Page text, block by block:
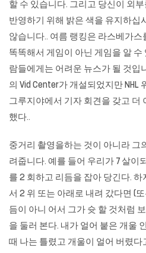
할 수 있습니다. 그리고 당신이 외
반영하기 위해 밝은 색을 유지하십
않습니다.. 여름 랭킹은 라스베가
똑똑해서 게임이 아닌 게임을 알
람들에게는 어려운 뉴스가 될 것입
의 Vid Center가 개설되었지만 NHL
그루지야에서 기자 회견을 갖고 더
했다..
중거리 촬영을하는 것이 아니라 그
려줍니다. 예를 들어 우리가 7 살이
를 2 회하고 리듬을 잡아 당긴다. 하
서 2 위 또는 아래로 내려 갔다면 (
듬이 아니 어서 그가 슛 할 것처럼
을 둘러 본다. 내가 얼어 붙은 개울
때 나는 틀렸고 개울이 얼어 버렸다